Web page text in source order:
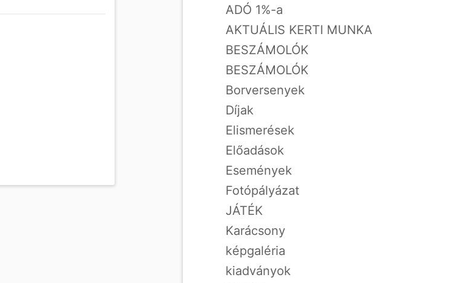
ADÓ 1%-a
AKTUÁLIS KERTI MUNKA
BESZÁMOLÓK
BESZÁMOLÓK
Borversenyek
Díjak
Elismerések
Előadások
Események
Fotópályázat
JÁTÉK
Karácsony
képgaléria
kiadványok